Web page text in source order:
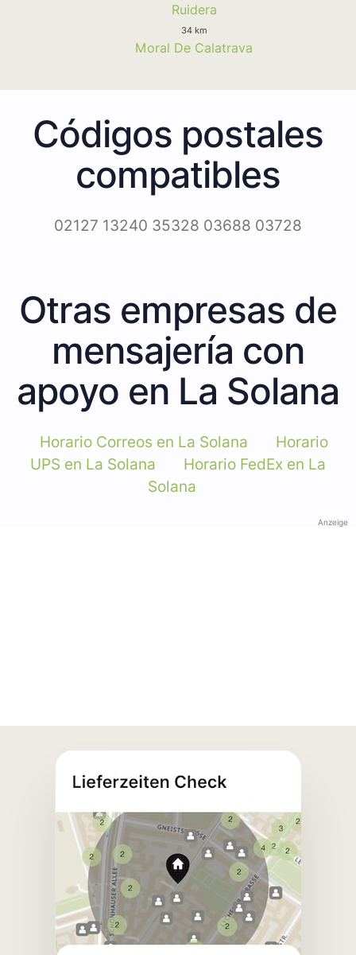
Ruidera
34 km
Moral De Calatrava
Códigos postales
compatibles
02127 13240 35328 03688 03728
Otras empresas de
mensajería con
apoyo en La Solana
Horario Correos en La Solana
Horario
UPS en La Solana
Horario FedEx en La
Solana
Anzeige